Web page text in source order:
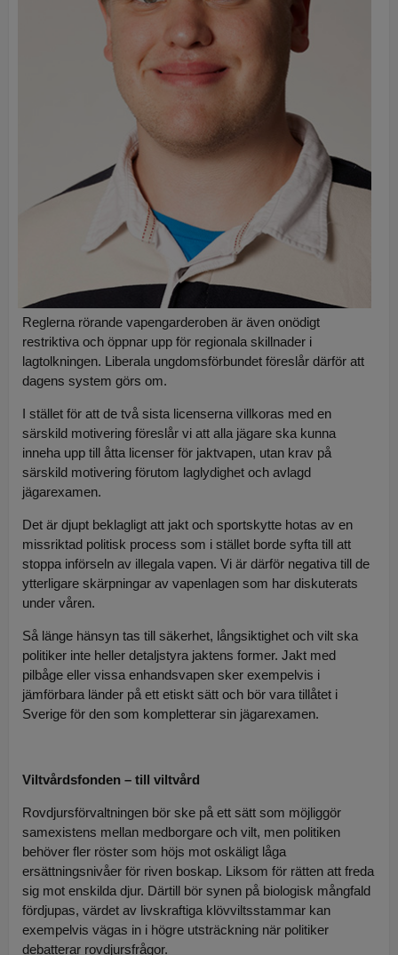
Reglerna rörande vapengarderoben är även onödigt
restriktiva och öppnar upp för regionala skillnader i
lagtolkningen. Liberala ungdomsförbundet föreslår därför att
dagens system görs om.
I stället för att de två sista licenserna villkoras med en
särskild motivering föreslår vi att alla jägare ska kunna
inneha upp till åtta licenser för jaktvapen, utan krav på
särskild motivering förutom laglydighet och avlagd
jägarexamen.
Det är djupt beklagligt att jakt och sportskytte hotas av en
missriktad politisk process som i stället borde syfta till att
stoppa införseln av illegala vapen. Vi är därför negativa till de
ytterligare skärpningar av vapenlagen som har diskuterats
under våren.
Så länge hänsyn tas till säkerhet, långsiktighet och vilt ska
politiker inte heller detaljstyra jaktens former. Jakt med
pilbåge eller vissa enhandsvapen sker exempelvis i
jämförbara länder på ett etiskt sätt och bör vara tillåtet i
Sverige för den som kompletterar sin jägarexamen.
Viltvårdsfonden – till viltvård
Rovdjursförvaltningen bör ske på ett sätt som möjliggör
samexistens mellan medborgare och vilt, men politiken
behöver fler röster som höjs mot oskäligt låga
ersättningsnivåer för riven boskap. Liksom för rätten att freda
sig mot enskilda djur. Därtill bör synen på biologisk mångfald
fördjupas, värdet av livskraftiga klövviltsstammar kan
exempelvis vägas in i högre utsträckning när politiker
debatterar rovdjursfrågor.